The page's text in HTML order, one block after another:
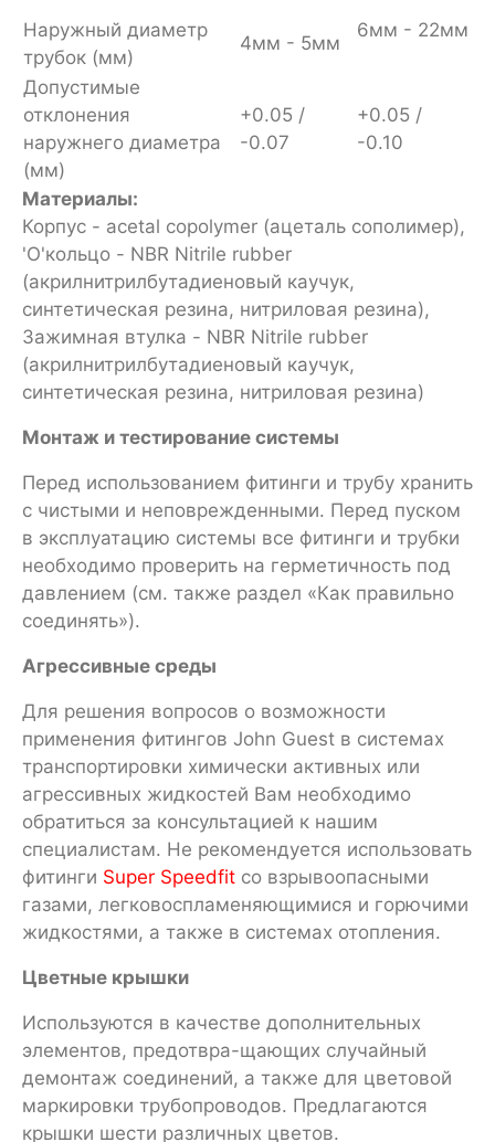
Наружный диаметр
трубок (мм)
4мм - 5мм
6мм - 22мм
Допустимые
отклонения
наружнего диаметра
(мм)
+0.05 /
-0.07
+0.05 /
-0.10
Материалы:
Корпус - acetal copolymer (ацеталь сополимер),
'O'кольцо - NBR Nitrile rubber
(акрилнитрилбутадиеновый каучук,
синтетическая резина, нитриловая резина),
Зажимная втулка - NBR Nitrile rubber
(акрилнитрилбутадиеновый каучук,
синтетическая резина, нитриловая резина)
Монтаж и тестирование системы
Перед использованием фитинги и трубу хранить
с чистыми и неповрежденными. Перед пуском
в эксплуатацию системы все фитинги и трубки
необходимо проверить на герметичность под
давлением (см. также раздел «Как правильно
соединять»).
Агрессивные среды
Для решения вопросов о возможности
применения фитингов John Guest в системах
транспортировки химически активных или
агрессивных жидкостей Вам необходимо
обратиться за консультацией к нашим
специалистам. Не рекомендуется использовать
фитинги Super Speedfit со взрывоопасными
газами, легковоспламеняющимися и горючими
жидкостями, а также в системах отопления.
Цветные крышки
Используются в качестве дополнительных
элементов, предотвра-щающих случайный
демонтаж соединений, а также для цветовой
маркировки трубопроводов. Предлагаются
крышки шести различных цветов.